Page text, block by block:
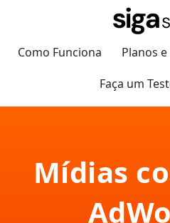
Como Funciona Planos
Faça um
Mídias